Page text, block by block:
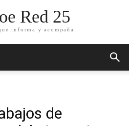
Red 25
informa y acompaña
de